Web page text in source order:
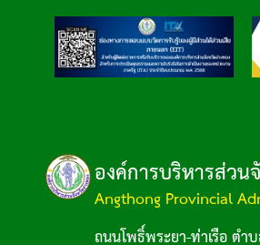
องค์การบริหารส่วน
Angthong Provincial
ถนนโพธิ์พระยา-ท่าเรือ ตำ